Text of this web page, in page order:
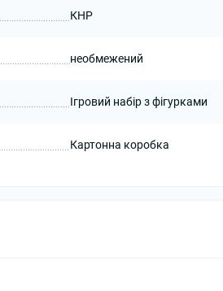
КНР
необмежений
Ігровий набір з фігурками
Картонна коробка